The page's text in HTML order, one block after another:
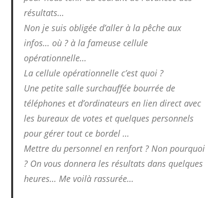
résultats…
Non je suis obligée d’aller à la pêche aux
infos… où ? à la fameuse cellule
opérationnelle…
La cellule opérationnelle c’est quoi ?
Une petite salle surchauffée bourrée de
téléphones et d’ordinateurs en lien direct avec
les bureaux de votes et quelques personnels
pour gérer tout ce bordel …
Mettre du personnel en renfort ? Non pourquoi
? On vous donnera les résultats dans quelques
heures… Me voilà rassurée…